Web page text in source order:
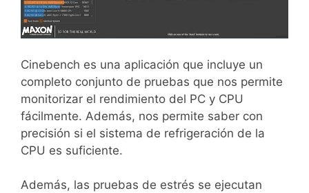
Cinebench es una aplicación que incluye un
completo conjunto de pruebas que nos permite
monitorizar el rendimiento del PC y CPU
fácilmente. Además, nos permite saber con
precisión si el sistema de refrigeración de la
CPU es suficiente.
Además, las pruebas de estrés se ejecutan